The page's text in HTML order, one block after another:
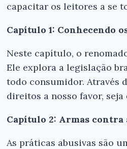
capacitar os leitores a se
Capítulo 1: Conhecendo
Neste capítulo, o
Ele explora a legislação
todo consumidor. Através
direitos a nosso favor,
Capítulo 2: Armas contra
As práticas abusivas são